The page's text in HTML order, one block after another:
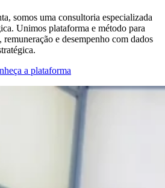
somos uma consultoria especializada
Unimos plataforma e método para
remuneração e desempenho com dados
a plataforma